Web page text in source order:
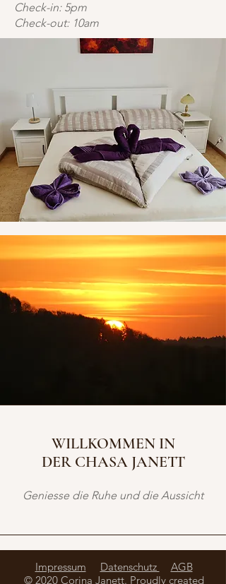
Check-in: 5pm
Check-out: 10am
WILLKOMMEN IN
DER CHASA JANETT
Geniesse die Ruhe und die Aussicht
Impressum Datenschutz
AGB
© 2020 Corina Janett. Proudly created